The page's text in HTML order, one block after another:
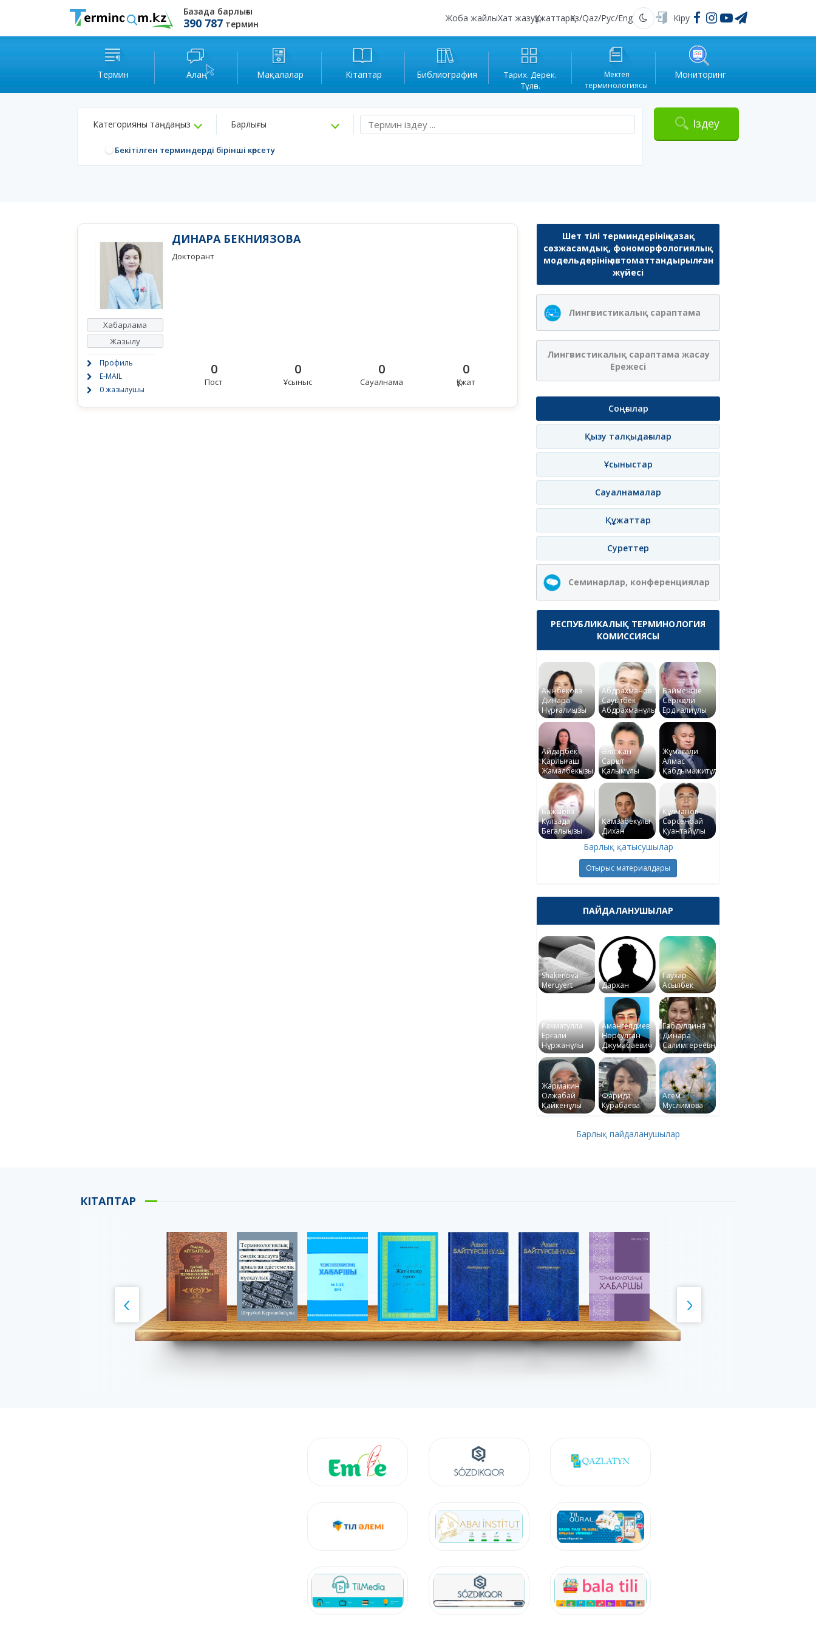
Базада барлығы
390 787 термин
Жоба жайлыХат жазуҚұжаттарҚаз/Qaz/Рус/Eng Қараңғы Кіру
Термин Алаң Мақалалар Кітаптар Библиография
Тарих. Дерек.
Тұлға.
Мектеп
терминологиясы
Мониторинг
Категорияны таңдаңыз Барлығы
Бекітілген терминдерді бірінші көрсету
Іздеу
Хабарлама
Жазылу
Профиль
E-MAIL
0 жазылушы
ДИНАРА БЕКНИЯЗОВА
Докторант
0
Пост
0
Ұсыныс
0
Сауалнама
0
Құжат
Шет тілі терминдерінің қазақ
сөзжасамдық, фономорфологиялық
модельдерінің автоматтандырылған
жүйесі
Лингвистикалық сараптама
Лингвистикалық сараптама жасау
Ережесі
Соңғылар
Қызу талқыдағылар
Ұсыныстар
Сауалнамалар
Құжаттар
Суреттер
Семинарлар, конференциялар
РЕСПУБЛИКАЛЫҚ ТЕРМИНОЛОГИЯ
КОМИССИЯСЫ
Ақынбекова
Динара
Нұрғалиқызы
Абдрахманов
Сауытбек
Абдрахманұлы
Байменше
Серікқали
Ердіғалиұлы
Айдарбек
Қарлығаш
Жамалбекқызы
Әлісжан
Сарқыт
Қалымұлы
Жұмағали
Алмас
Қабдымәжитұлы
Бажықова
Күлзада
Бегалықызы
Қамзабекұлы
Дихан
Құлманов
Сәрсенбай
Қуантайұлы
Барлық қатысушылар
Отырыс материалдары
ПАЙДАЛАНУШЫЛАР
Shakenova
Meruyert
Дархан
Гаухар
Асылбек
Рахматулла
Ерғали
Нұржанұлы
Амангелдиев
Норсултан
Джумабаевич
Габдуллина
Динара
Салимгереевна
Жармакин
Олжабай
Қайкенұлы
Фарида
Курабаева
Асем
Муслимова
Барлық пайдаланушылар
КІТАПТАР